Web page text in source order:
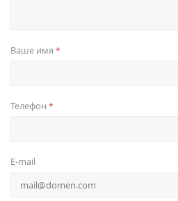
Ваше имя *
Телефон *
E-mail